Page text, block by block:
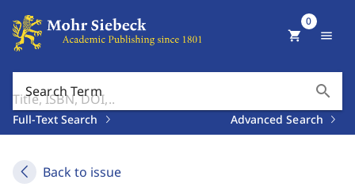
Search Term search
Full-Text Search Advanced Search
shopping_cart
0
menu
Back to issue